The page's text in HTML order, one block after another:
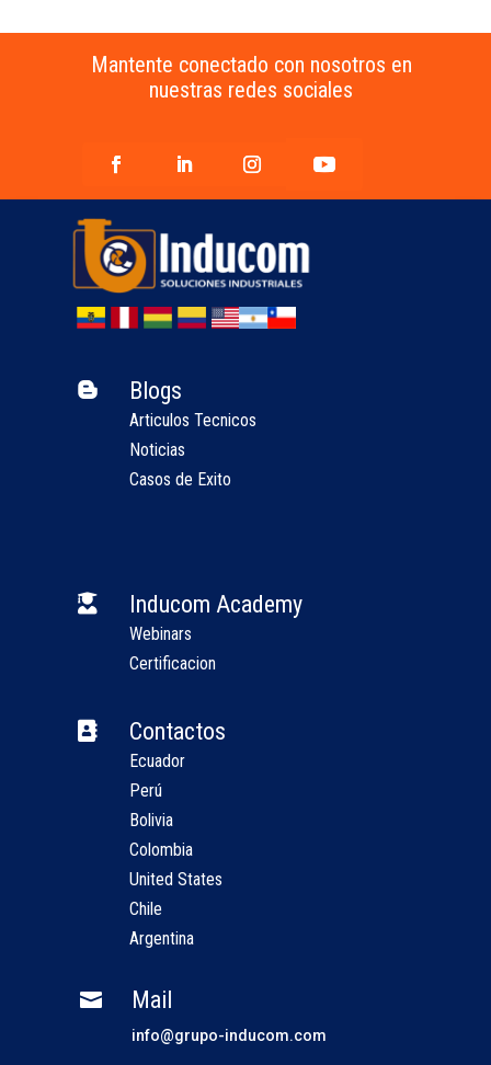
Mantente conectado con nosotros en
nuestras redes sociales
 Blogs
Articulos Tecnicos
Noticias
Casos de Exito
 Inducom Academy
Webinars
Certificacion
 Contactos
Ecuador
Perú
Bolivia
Colombia
United States
Chile
Argentina
 Mail
info@grupo-inducom.com